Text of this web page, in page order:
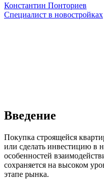
Константин Понториев
Специалист в новостройках
Введение
Покупка строящейся
или сделать инвестицию в
особенностей
сохраняется на высоком
этапе рынка.